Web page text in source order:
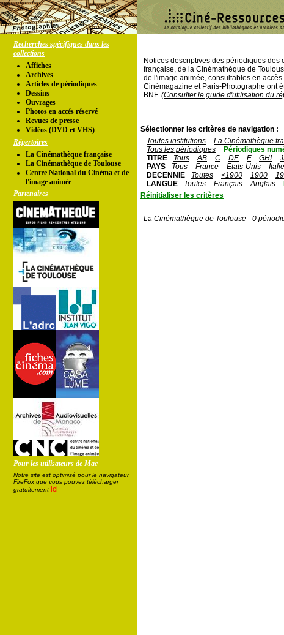
Recherches spécifiques dans les
collections
Affiches
Archives
Articles de périodiques
Dessins
Ouvrages
Photos en accés réservé
Revues de presse
Vidéos (DVD et VHS)
Répertoires
La Cinémathèque française
La Cinémathèque de Toulouse
Centre National du Cinéma et de
l'image animée
Partenaires
Pour les utilisateurs de Mac
Notre site est optimisé pour le navigateur
FireFox que vous pouvez télécharger
gratuitement ici
Notices descriptives des périodiques des
française, de la Cinémathèque de
de l'image animée, consultables en
Cinémagazine et Paris-Photographe ont
BNF. (Consulter le guide d'utilisation du
Sélectionner les critères de navigation :
Toutes institutions
La Cinémathèque
Tous les périodiques
Périodiques
TITRE
Tous AB C DE F GHI
PAYS
Tous France Etats-Unis Italie
DECENNIE
Toutes <1900 1900
LANGUE
Toutes Français Anglais
Réinitialiser les critères
La Cinémathèque de Toulouse - 0